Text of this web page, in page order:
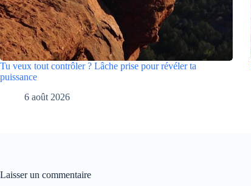
Tu veux tout contrôler ? Lâche prise pour révéler ta
puissance
6 août 2026
Laisser un commentaire